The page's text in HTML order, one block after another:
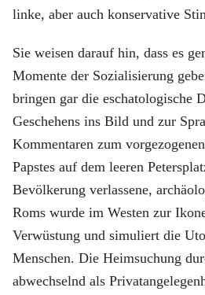
linke, aber auch konservative
Sie weisen darauf hin, dass es
Momente der Sozialisierung
bringen gar die eschatologische
Geschehens ins Bild und zur
Kommentaren zum
Papstes auf dem leeren
Bevölkerung verlassene,
Roms wurde im Westen zur
Verwüstung und simuliert die
Menschen. Die Heimsuchung
abwechselnd als